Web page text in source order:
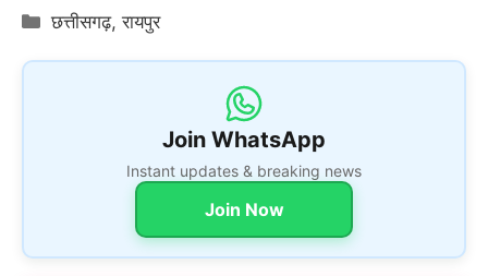
Categories
छत्तीसगढ़,रायपुर
Join WhatsApp
Instant updates & breaking news
Join Now